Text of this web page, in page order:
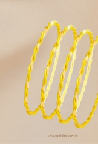
FAVORILERE
SEPETE EKLE